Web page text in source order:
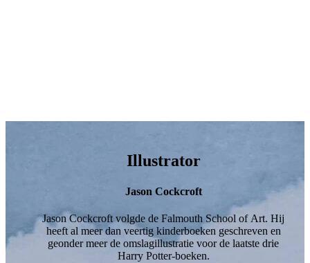
Illustrator
Jason Cockcroft
Jason Cockcroft volgde de Falmouth School of Art. Hij
heeft al meer dan veertig kinderboeken geschreven en
geonder meer de omslagillustratie voor de laatste drie
Harry Potter-boeken.